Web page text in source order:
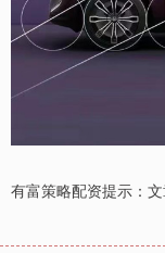
有富策略配资提示：